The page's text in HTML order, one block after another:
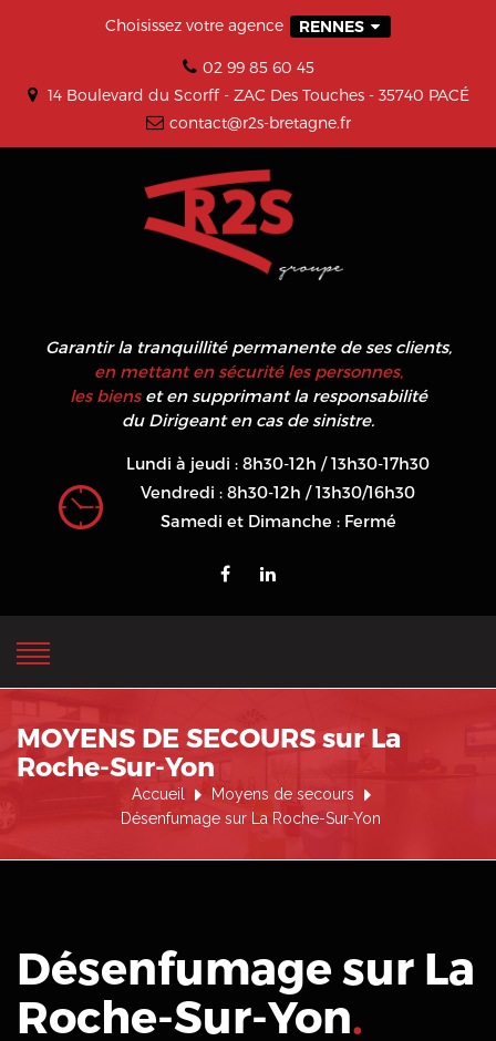
Choisissez votre agence RENNES
02 99 85 60 45
14 Boulevard du Scorff - ZAC Des Touches - 35740 PACÉ
contact@r2s-bretagne.fr
Garantir la tranquillité permanente de ses clients,
en mettant en sécurité les personnes,
les bienset en supprimant la responsabilité
du Dirigeant en cas de sinistre.
Lundi à jeudi : 8h30-12h / 13h30-17h30
Vendredi : 8h30-12h / 13h30/16h30
Samedi et Dimanche : Fermé
MOYENS DE SECOURS sur La
Roche-Sur-Yon
Accueil
Moyens de secours
Désenfumage sur La Roche-Sur-Yon
Désenfumage sur La
Roche-Sur-Yon.